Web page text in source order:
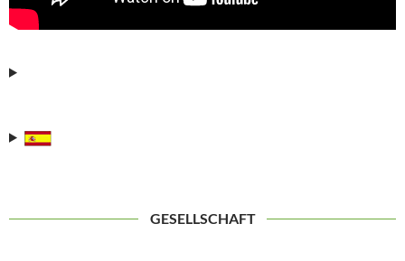
GESELLSCHAFT